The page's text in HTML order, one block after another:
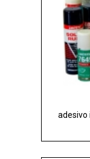
adesivo